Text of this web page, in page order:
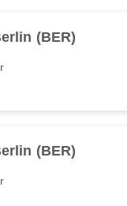
(BER)
(BER)